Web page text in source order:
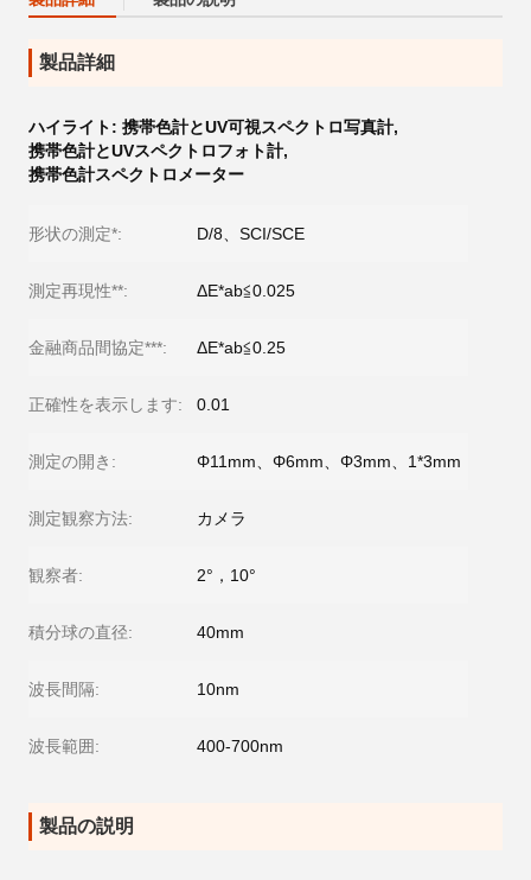
製品詳細
ハイライト: 携帯色計とUV可視スペクトロ写真計,
携帯色計とUVスペクトロフォト計,
携帯色計スペクトロメーター
形状の測定*: D/8、SCI/SCE
測定再現性**: ΔE*ab≦0.025
金融商品間協定***: ΔE*ab≦0.25
正確性を表示します: 0.01
測定の開き: Φ11mm、Φ6mm、Φ3mm、1*3mm
測定観察方法: カメラ
観察者: 2°，10°
積分球の直径: 40mm
波長間隔: 10nm
波長範囲: 400-700nm
製品の説明